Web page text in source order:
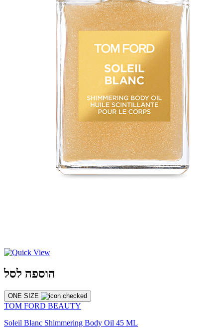
הוספה לסל
ONE SIZE
TOM FORD BEAUTY
Soleil Blanc Shimmering Body Oil 45 ML